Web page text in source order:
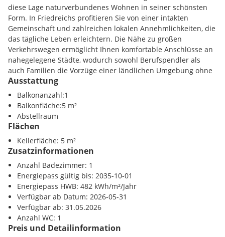
Das Haus befindet sich in sanierungsbedürftigem Zustand
und eröffnet somit die Chance, Ihre persönlichen
Gestaltungsideen umzusetzen und ein maßgeschneidertes
Zuhause zu schaffen.
Das Haus ist in einer Wasser- und Kanalgenossenschaft.
Diese Gelegenheit, ein Haus mit Potenzial in einer
malerischen Region wie Großschönau zu erwerben, sollte
nicht verpasst werden. Erleben Sie das Leben in Friedreichs,
wo historische Architektur auf ländliche Ruhe trifft.
Kontaktieren Sie uns für weitere Informationen oder um
einen Besichtigungstermin zu vereinbaren.
Kaufpreis: EUR 59.000,--
>>> Besichtigungstermin 08.08.2026 um 09:00 Uhr<<<
Wir weisen darauf hin, dass zwischen dem Vermittler und
dem zu vermittelnden Dritten ein familiäres oder
wirtschaftliches Naheverhältnis besteht.
diese Lage naturverbundenes Wohnen in seiner schönsten
Form. In Friedreichs profitieren Sie von einer intakten
Gemeinschaft und zahlreichen lokalen Annehmlichkeiten, die
das tägliche Leben erleichtern. Die Nähe zu großen
Verkehrswegen ermöglicht Ihnen komfortable Anschlüsse an
nahegelegene Städte, wodurch sowohl Berufspendler als
auch Familien die Vorzüge einer ländlichen Umgebung ohne
Abstriche bei der Erreichbarkeit genießen können.
Infrastruktur / Entfernungen
Gesundheit
Apotheke <7000m
Klinik <8000m
Kinder / Schulen
Schule <2000m
Kindergarten <2500m
Nahversorgung
Supermarkt <2500m
Ausstattung
Balkonanzahl:1
Balkonfläche:5 m²
Abstellraum
Flächen
Kellerfläche: 5 m²
Zusatzinformationen
Anzahl Badezimmer: 1
Energiepass gültig bis: 2035-10-01
Energiepass HWB: 482 kWh/m²/Jahr
Verfügbar ab Datum: 2026-05-31
Verfügbar ab: 31.05.2026
Anzahl WC: 1
Preis und Detailinformation